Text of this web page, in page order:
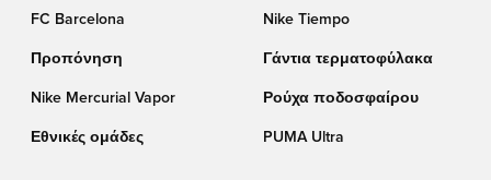
FC Barcelona
Nike Tiempo
Προπόνηση Γάντια τερματοφύλακα
Nike Mercurial Vapor Ρούχα ποδοσφαίρου
Εθνικές ομάδες PUMA Ultra